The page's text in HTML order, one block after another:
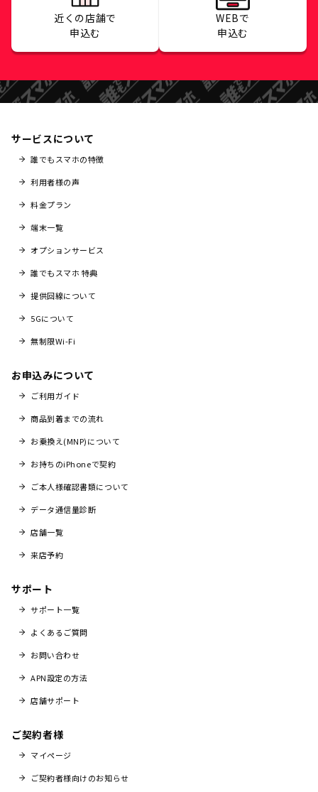
近くの店舗で
申込む
WEBで
申込む
サービスについて
誰でもスマホの特徴
利用者様の声
料金プラン
端末一覧
オプションサービス
誰でもスマホ 特典
提供回線について
5Gについて
無制限Wi-Fi
お申込みについて
ご利用ガイド
商品到着までの流れ
お乗換え(MNP)について
お持ちのiPhoneで契約
ご本人様確認書類について
データ通信量診断
店舗一覧
来店予約
サポート
サポート一覧
よくあるご質問
お問い合わせ
APN設定の方法
店舗サポート
ご契約者様
マイページ
ご契約者様向けのお知らせ